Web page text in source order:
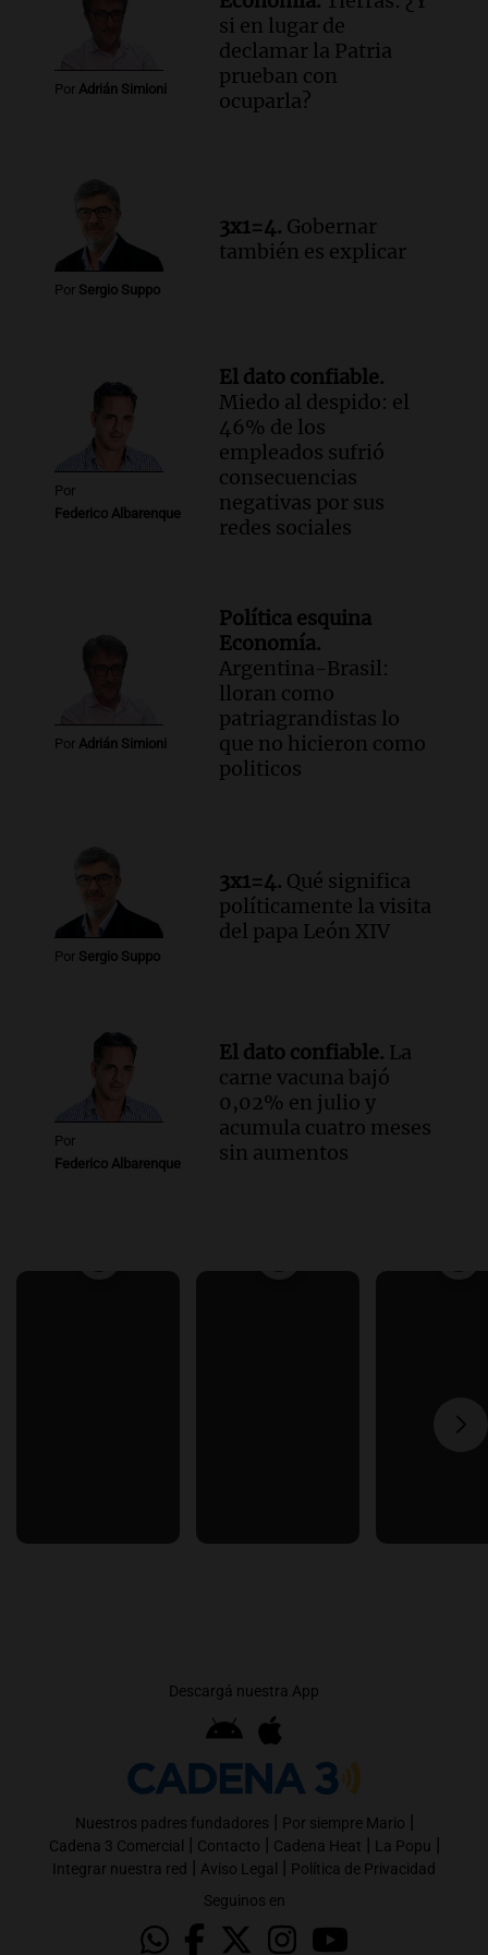
el Senado.
Viva la Radio Rosario
Episodios
Luis Juez cuestionó la polémica
Informados al regreso
Episodios
Por Adrián Simioni
si en lugar de
declamar la Patria
prueban con
ocuparla?
Por Sergio Suppo
3x1=4. Gobernar
también es explicar
Por
Federico Albarenque
El dato confiable.
Miedo al despido: el
46% de los
empleados sufrió
consecuencias
negativas por sus
redes sociales
Por Adrián Simioni
Política esquina
Economía.
Argentina-Brasil:
lloran como
patriagrandistas lo
que no hicieron como
politicos
Por Sergio Suppo
3x1=4. Qué significa
políticamente la visita
del papa León XIV
Por
Federico Albarenque
El dato confiable. La
carne vacuna bajó
0,02% en julio y
acumula cuatro meses
sin aumentos
Descargá nuestra App
Nuestros padres fundadores | Por siempre Mario |
Cadena 3 Comercial | Contacto | Cadena Heat | La Popu |
Integrar nuestra red | Aviso Legal | Política de Privacidad
Seguinos en